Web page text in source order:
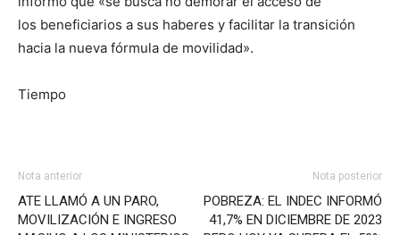
los beneficiarios a sus haberes y facilitar la transición
hacia la nueva fórmula de movilidad».
Tiempo
Nota anterior
ATE LLAMÓ A UN PARO,
MOVILIZACIÓN E INGRESO
Nota posterior
POBREZA: EL INDEC INFORMÓ
41,7% EN DICIEMBRE DE 2023